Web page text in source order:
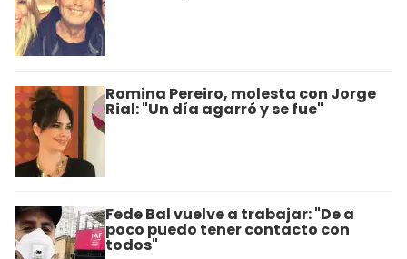
Romina Pereiro, molesta con Jorge
Rial: "Un día agarró y se fue"
Fede Bal vuelve a trabajar: "De a
poco puedo tener contacto con
todos"